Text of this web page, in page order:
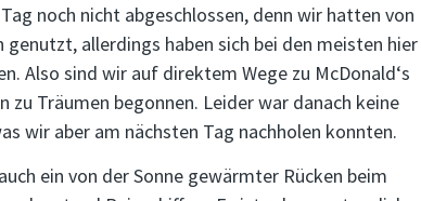
noch nicht abgeschlossen, denn wir hatten von
allerdings haben sich bei den meisten hier
Also sind wir auf direktem Wege zu McDonald‘s
zu Träumen begonnen. Leider war danach keine
wir aber am nächsten Tag nachholen konnten.
ein von der Sonne gewärmter Rücken beim